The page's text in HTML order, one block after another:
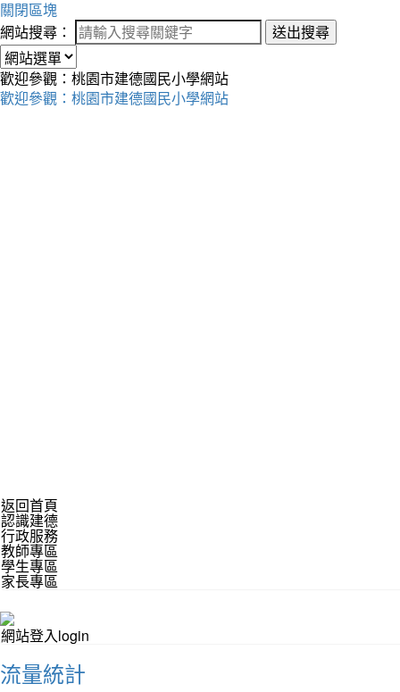
關閉區塊
網站搜尋：
送出搜尋
歡迎參觀：桃園市建德國民小學網站
歡迎參觀：桃園市建德國民小學網站
返回首頁
認識建德
行政服務
教師專區
學生專區
家長專區
網站登入login
流量統計